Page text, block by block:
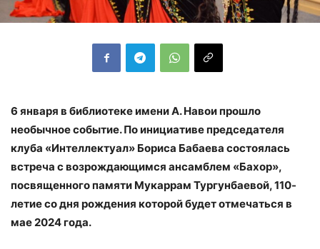
6 января в библиотеке имени А. Навои прошло
необычное событие. По инициативе председателя
клуба «Интеллектуал» Бориса Бабаева состоялась
встреча с возрождающимся ансамблем «Бахор»,
посвященного памяти Мукаррам Тургунбаевой, 110-
летие со дня рождения которой будет отмечаться в
мае 2024 года.